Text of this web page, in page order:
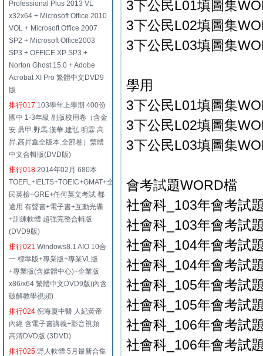
Professional Plus 2013 VL
x32x64 + Microsoft Office 2010
VOL + Microsoft Office 2007
SP2 + Microsoft Office2003
SP3 + OFFICE XP SP3 +
Norton Ghost 15.0 + Adobe
Acrobat XI Pro 繁體中文DVD9
版
排行017 103學年上學期 400份
國中 1-3年級 副版校用卷（含金
安.鼎甲.野馬.漢華.建弘.明霖.高
昇.高昇鑫全版本.全部卷）繁體
中文合輯版(DVD版)
排行018 2014年02月 680本
TOEFL+IELTS+TOEIC+GMAT+全
民英檢+GRE+任何英文考試 都
適用 有聲書+電子書+互動光碟
+訓練軟體 超強完整合輯版
(DVD9版)
排行021 Windows8.1 AIO 10合
一 標準版+專業版+專業VL版
+專業版(含媒體中心)+企業版
x86/x64 繁體中文DVD9版(內含
破解教學視頻)
排行024 倪海廈中醫 人紀黃帝
內經 含電子書講義+影音視頻
高清DVD版 (3DVD)
排行025 野人軟體 5月最新合集
3下公民L01填圖集
3下公民L02填圖集
3下公民L03填圖集
學用
3下公民L01填圖集
3下公民L02填圖集
3下公民L03填圖集
會考試題WORD檔
社會科_103年會考試
社會科_103年會考試
社會科_104年會考試
社會科_104年會考試
社會科_105年會考試
社會科_105年會考試
社會科_106年會考試
社會科_106年會考試